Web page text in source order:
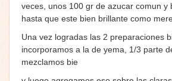
veces, unos 100 gr de azucar comun y
hasta que este bien brillante como
Una vez logradas las 2 preparaciones
incorporamos a la de yema, 1/3 parte
mezclamos bie